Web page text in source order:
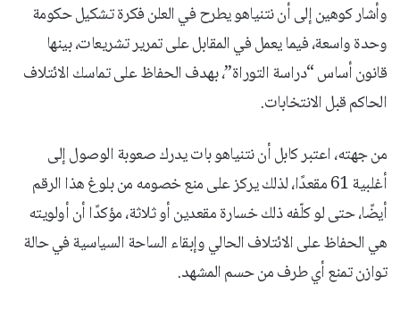
وأشار كوهين إلى أن نتنياهو يطرح في العلن فكرة تشكيل حكومة
وحدة واسعة، فيما يعمل في المقابل على تمرير تشريعات، بينها
قانون أساس “دراسة التوراة”، بهدف الحفاظ على تماسك الائتلاف
الحاكم قبل الانتخابات.
من جهته، اعتبر كابل أن نتنياهو بات يدرك صعوبة الوصول إلى
أغلبية 61 مقعدًا، لذلك يركز على منع خصومه من بلوغ هذا الرقم
أيضًا، حتى لو كلّفه ذلك خسارة مقعدين أو ثلاثة، مؤكدًا أن أولويته
هي الحفاظ على الائتلاف الحالي وإبقاء الساحة السياسية في حالة
توازن تمنع أي طرف من حسم المشهد.